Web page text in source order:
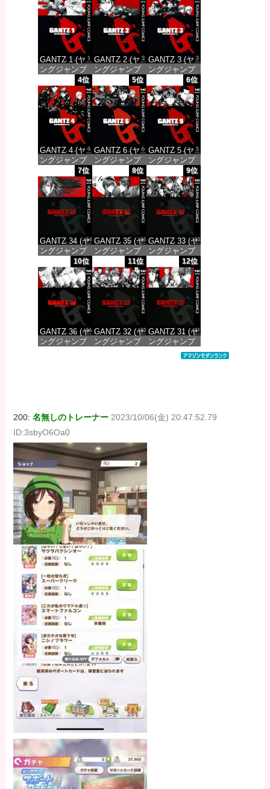
GANTZ 1 (ヤ
ングジャンプ
コミックス
DIGITAL)
価格：¥100
GANTZ 2 (ヤ
ングジャンプ
コミックス
DIGITAL)
価格：¥100
GANTZ 3 (ヤ
ングジャンプ
コミックス
DIGITAL)
価格：¥100
4位
GANTZ 4 (ヤ
ングジャンプ
コミックス
DIGITAL)
価格：¥100
5位
GANTZ 6 (ヤ
ングジャンプ
コミックス
DIGITAL)
価格：¥100
6位
GANTZ 5 (ヤ
ングジャンプ
コミックス
DIGITAL)
価格：¥100
7位
GANTZ 34 (ヤ
ングジャンプ
コミックス
DIGITAL)
価格：¥100
8位
GANTZ 35 (ヤ
ングジャンプ
コミックス
DIGITAL)
価格：¥100
9位
GANTZ 33 (ヤ
ングジャンプ
コミックス
DIGITAL)
価格：¥100
10位
GANTZ 36 (ヤ
ングジャンプ
11位
GANTZ 32 (ヤ
ングジャンプ
12位
GANTZ 31 (ヤ
ングジャンプ
コミックス
200:名無しのトレーナー 2023/10/06(金) 20:47:52.79
ID:3sbyO6Oa0